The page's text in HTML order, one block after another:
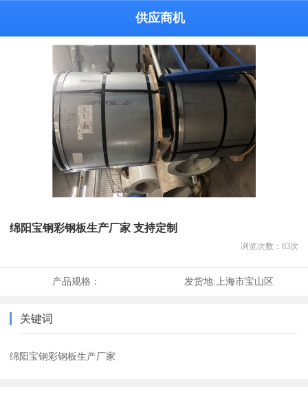
供应商机
绵阳宝钢彩钢板生产厂家 支持定制
浏览次数： 83次
产品规格： 发货地:上海市宝山区
关键词
绵阳宝钢彩钢板生产厂家